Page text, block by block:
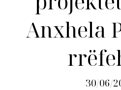
Anxhela
30/06/